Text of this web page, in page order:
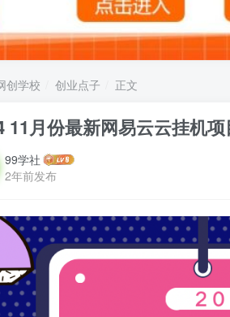
创学校 创业点子 正文
11月份最新网易云云挂机
99学社
2年前发布